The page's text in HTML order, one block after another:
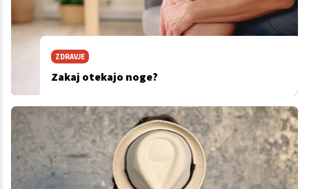
ZDRAVJE
Zakaj otekajo noge?